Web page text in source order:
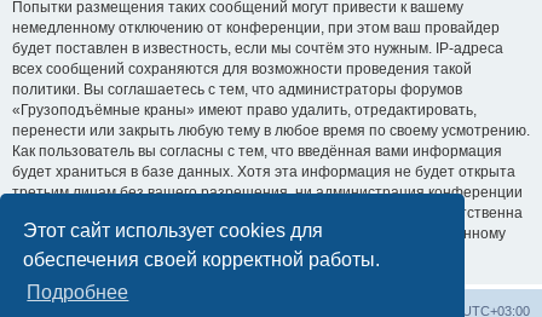
Этот сайт использует cookies для
обеспечения своей корректной работы.
Подробнее
Попытки размещения таких сообщений могут привести к вашему
немедленному отключению от конференции, при этом ваш провайдер
будет поставлен в известность, если мы сочтём это нужным. IP-адреса
всех сообщений сохраняются для возможности проведения такой
политики. Вы соглашаетесь с тем, что администраторы форумов
«Грузоподъёмные краны» имеют право удалить, отредактировать,
перенести или закрыть любую тему в любое время по своему усмотрению.
Как пользователь вы согласны с тем, что введённая вами информация
будет храниться в базе данных. Хотя эта информация не будет открыта
третьим лицам без вашего разрешения, ни администрация конференции
«Грузоподъёмные краны», ни phpBB Limited не может быть ответственна
за действия хакеров, которые могут привести к несанкционированному
доступу к ней.
UTC+03:00